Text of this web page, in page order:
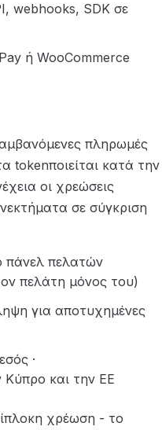
webhooks, SDK σε
ή WooCommerce
πληρωμές
tokenποιείται κατά την
οι χρεώσεις
σε σύγκριση
πάνελ πελατών
πελάτη μόνος του)
για αποτυχημένες
·
Κύπρο και την ΕΕ
χρέωση - το